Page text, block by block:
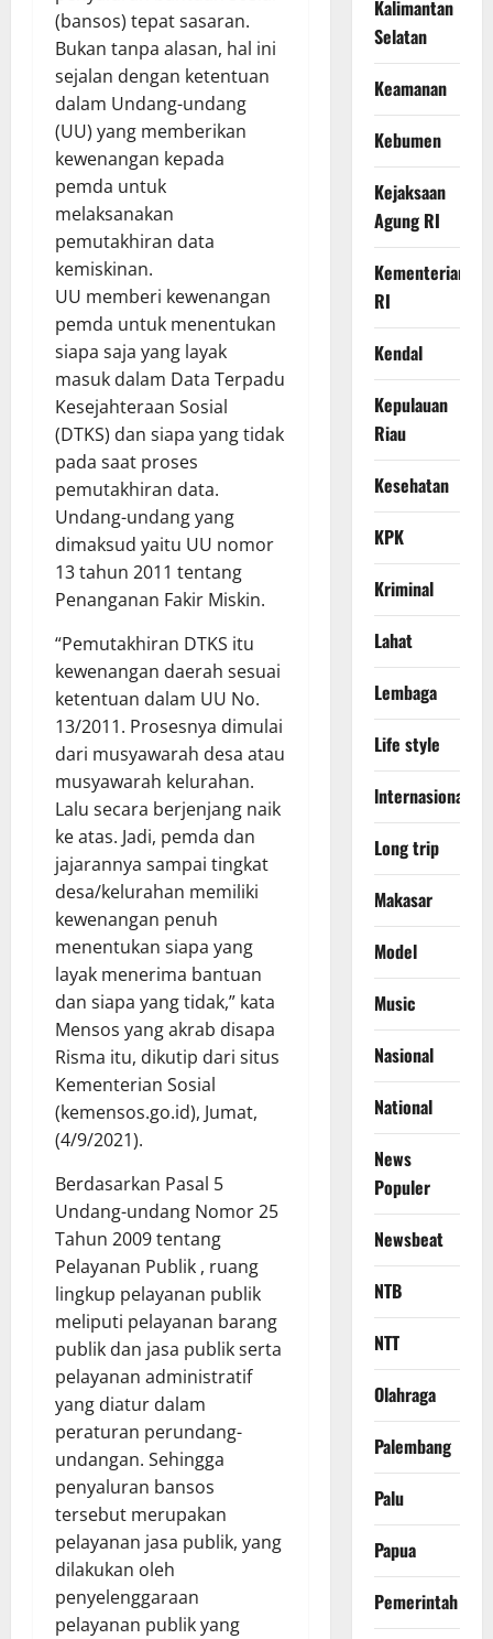
(bansos) tepat sasaran.
Bukan tanpa alasan, hal ini
sejalan dengan ketentuan
dalam Undang-undang
(UU) yang memberikan
kewenangan kepada
pemda untuk
melaksanakan
pemutakhiran data
kemiskinan.
UU memberi kewenangan
pemda untuk menentukan
siapa saja yang layak
masuk dalam Data Terpadu
Kesejahteraan Sosial
(DTKS) dan siapa yang tidak
pada saat proses
pemutakhiran data.
Undang-undang yang
dimaksud yaitu UU nomor
13 tahun 2011 tentang
Penanganan Fakir Miskin.
“Pemutakhiran DTKS itu
kewenangan daerah sesuai
ketentuan dalam UU No.
13/2011. Prosesnya dimulai
dari musyawarah desa atau
musyawarah kelurahan.
Lalu secara berjenjang naik
ke atas. Jadi, pemda dan
jajarannya sampai tingkat
desa/kelurahan memiliki
kewenangan penuh
menentukan siapa yang
layak menerima bantuan
dan siapa yang tidak,” kata
Mensos yang akrab disapa
Risma itu, dikutip dari situs
Kementerian Sosial
(kemensos.go.id), Jumat,
(4/9/2021).
Berdasarkan Pasal 5
Undang-undang Nomor 25
Tahun 2009 tentang
Pelayanan Publik , ruang
lingkup pelayanan publik
meliputi pelayanan barang
publik dan jasa publik serta
pelayanan administratif
yang diatur dalam
peraturan perundang-
undangan. Sehingga
penyaluran bansos
tersebut merupakan
pelayanan jasa publik, yang
dilakukan oleh
penyelenggaraan
pelayanan publik yang
Kalimantan
Selatan
Keamanan
Kebumen
Kejaksaan
Agung RI
Kementerian
RI
Kendal
Kepulauan
Riau
Kesehatan
KPK
Kriminal
Lahat
Lembaga
Life style
lnternasional
Long trip
Makasar
Model
Music
Nasional
National
News
Populer
Newsbeat
NTB
NTT
Olahraga
Palembang
Palu
Papua
Pemerintah